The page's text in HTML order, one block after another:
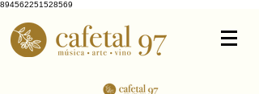
894562251528569